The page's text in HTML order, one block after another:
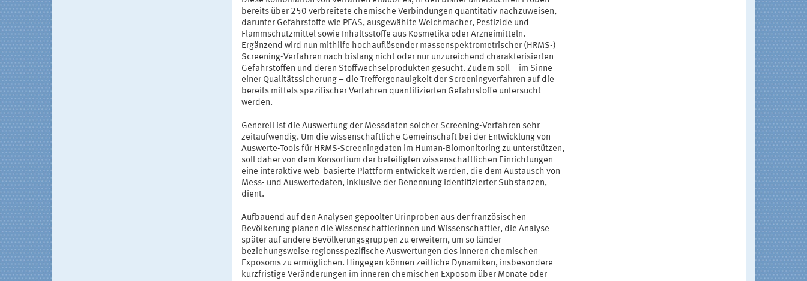
bereits über 250 verbreitete chemische Verbindungen quantitativ nachzuweisen,
darunter Gefahrstoffe wie PFAS, ausgewählte Weichmacher, Pestizide und
Flammschutzmittel sowie Inhaltsstoffe aus Kosmetika oder Arzneimitteln.
Ergänzend wird nun mithilfe hochauflösender massenspektrometrischer (HRMS-)
Screening-Verfahren nach bislang nicht oder nur unzureichend charakterisierten
Gefahrstoffen und deren Stoffwechselprodukten gesucht. Zudem soll – im Sinne
einer Qualitätssicherung – die Treffergenauigkeit der Screeningverfahren auf die
bereits mittels spezifischer Verfahren quantifizierten Gefahrstoffe untersucht
werden.
Generell ist die Auswertung der Messdaten solcher Screening-Verfahren sehr
zeitaufwendig. Um die wissenschaftliche Gemeinschaft bei der Entwicklung von
Auswerte-Tools für HRMS-Screeningdaten im Human-Biomonitoring zu unterstützen,
soll daher von dem Konsortium der beteiligten wissenschaftlichen Einrichtungen
eine interaktive web-basierte Plattform entwickelt werden, die dem Austausch von
Mess- und Auswertedaten, inklusive der Benennung identifizierter Substanzen,
dient.
Aufbauend auf den Analysen gepoolter Urinproben aus der französischen
Bevölkerung planen die Wissenschaftlerinnen und Wissenschaftler, die Analyse
später auf andere Bevölkerungsgruppen zu erweitern, um so länder-
beziehungsweise regionsspezifische Auswertungen des inneren chemischen
Exposoms zu ermöglichen. Hingegen können zeitliche Dynamiken, insbesondere
kurzfristige Veränderungen im inneren chemischen Exposom über Monate oder